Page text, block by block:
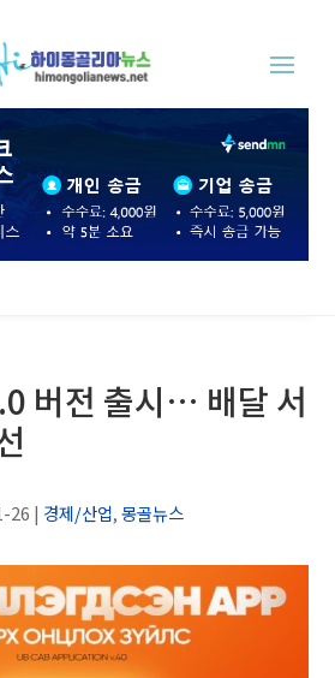
버전 출시… 배달 서
26 | 경제/산업,몽골뉴스